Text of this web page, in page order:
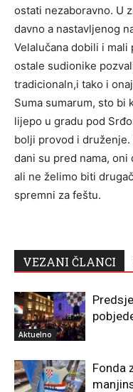
ostati nezaboravno. U
davno a nastavljenog
Velalučana dobili i mali
ostale sudionike
tradicionaln,i tako i
Suma sumarum, sto bi
lijepo u gradu pod
bolji provod i druženje.
dani su pred nama,
ali ne želimo biti
spremni za feštu.
VEZANI ČLANCI
Aktuelno
Fonda